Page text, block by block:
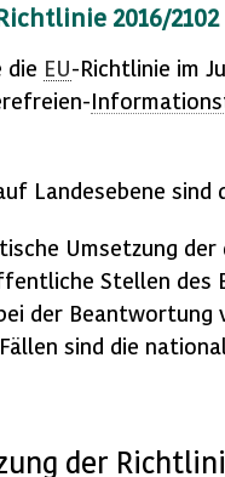
2016/
die EU-Richtlinie im
Landesebene sind
Umsetzung der
Stellen des
der
sind die
der